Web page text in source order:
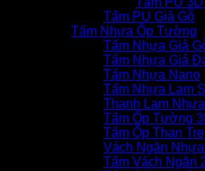
Tấm PU Giả Gỗ
Tấm Nhựa Ốp Tường
Tấm Nhựa Giả
Tấm Nhựa Giả
Tấm Nhựa Nano
Tấm Nhựa Lam
Thanh Lam
Tấm Ốp Tường
Tấm Ốp Than Tre
Vách Ngăn
Tấm Vách Ngăn